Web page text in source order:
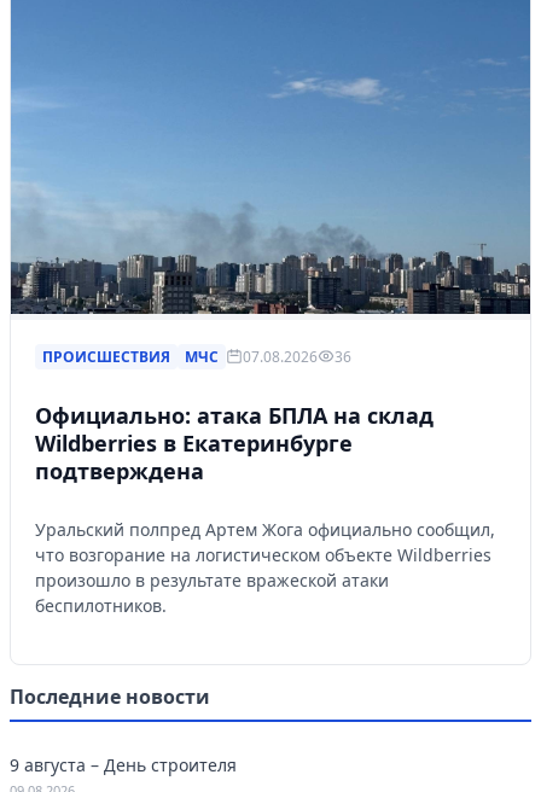
ПРОИСШЕСТВИЯ МЧС 07.08.2026 36
Официально: атака БПЛА на склад
Wildberries в Екатеринбурге
подтверждена
Уральский полпред Артем Жога официально сообщил,
что возгорание на логистическом объекте Wildberries
произошло в результате вражеской атаки
беспилотников.
Последние новости
9 августа – День строителя